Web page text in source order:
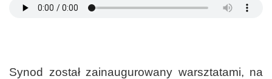
Synod został zainaugurowany warsztatami, na